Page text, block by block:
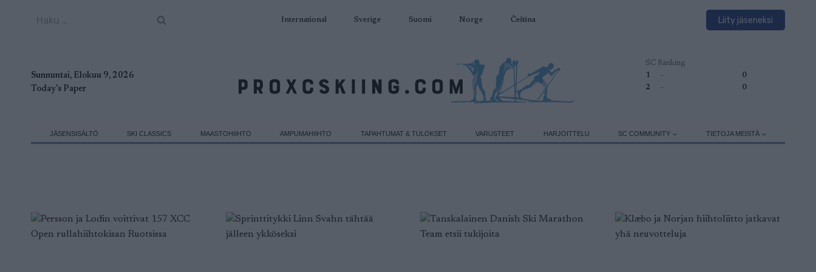
International Sverige Suomi Norge Čeština Liity jäseneksi
Sunnuntai, Elokuu 9, 2026
Today's Paper
SC Ranking
1
-
0
2
- 0
JÄSENSISÄLTÖ SKI CLASSICS MAASTOHIIHTO AMPUMAHIIHTO TAPAHTUMAT & TULOKSET VARUSTEET HARJOITTELU SC COMMUNITY TIETOJA MEISTÄ